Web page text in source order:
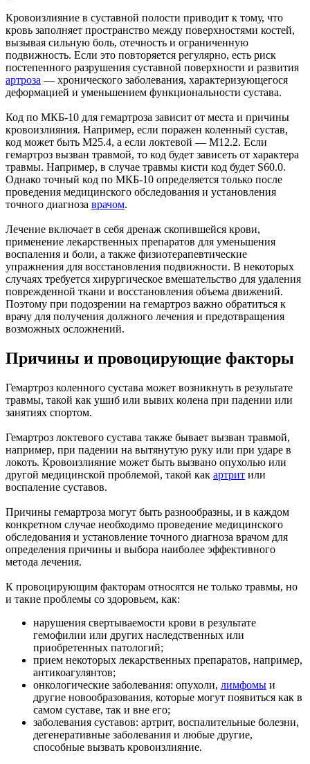
Кровоизлияние в суставной полости приводит к тому, что
кровь заполняет пространство между поверхностями костей,
вызывая сильную боль, отечность и ограниченную
подвижность. Если это повторяется регулярно, есть риск
постепенного разрушения суставной поверхности и развития
артроза — хронического заболевания, характеризующегося
деформацией и уменьшением функциональности сустава.
Код по МКБ-10 для гемартроза зависит от места и причины
кровоизлияния. Например, если поражен коленный сустав,
код может быть M25.4, а если локтевой — M12.2. Если
гемартроз вызван травмой, то код будет зависеть от характера
травмы. Например, в случае травмы кисти код будет S60.0.
Однако точный код по МКБ-10 определяется только после
проведения медицинского обследования и установления
точного диагноза врачом.
Лечение включает в себя дренаж скопившейся крови,
применение лекарственных препаратов для уменьшения
воспаления и боли, а также физиотерапевтические
упражнения для восстановления подвижности. В некоторых
случаях требуется хирургическое вмешательство для удаления
поврежденной ткани и восстановления объема движений.
Поэтому при подозрении на гемартроз важно обратиться к
врачу для получения должного лечения и предотвращения
возможных осложнений.
Причины и провоцирующие факторы
Гемартроз коленного сустава может возникнуть в результате
травмы, такой как ушиб или вывих колена при падении или
занятиях спортом.
Гемартроз локтевого сустава также бывает вызван травмой,
например, при падении на вытянутую руку или при ударе в
локоть. Кровоизлияние может быть вызвано опухолью или
другой медицинской проблемой, такой как артрит или
воспаление суставов.
Причины гемартроза могут быть разнообразны, и в каждом
конкретном случае необходимо проведение медицинского
обследования и установление точного диагноза врачом для
определения причины и выбора наиболее эффективного
метода лечения.
К провоцирующим факторам относятся не только травмы, но
и такие проблемы со здоровьем, как:
нарушения свертываемости крови в результате
гемофилии или других наследственных или
приобретенных патологий;
прием некоторых лекарственных препаратов, например,
антикоагулянтов;
онкологические заболевания: опухоли, лимфомы и
другие новообразования, которые могут появиться как в
самом суставе, так и вне его;
заболевания суставов: артрит, воспалительные болезни,
дегенеративные заболевания и любые другие,
способные вызвать кровоизлияние.